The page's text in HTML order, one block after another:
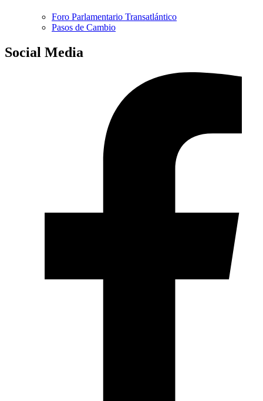
Foro Parlamentario Transatlántico
Pasos de Cambio
Social Media